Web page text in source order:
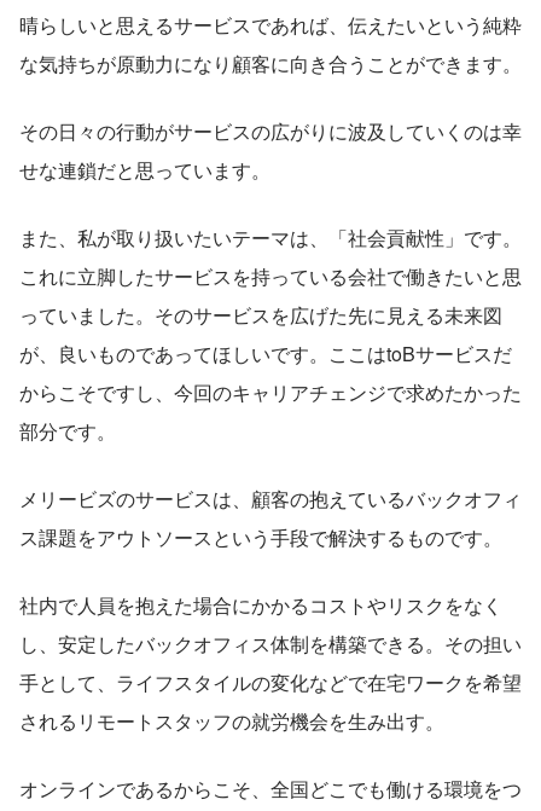
晴らしいと思えるサービスであれば、伝えたいという純粋
な気持ちが原動力になり顧客に向き合うことができます。
その日々の行動がサービスの広がりに波及していくのは幸
せな連鎖だと思っています。
また、私が取り扱いたいテーマは、「社会貢献性」です。
これに立脚したサービスを持っている会社で働きたいと思
っていました。そのサービスを広げた先に見える未来図
が、良いものであってほしいです。ここはtoBサービスだ
からこそですし、今回のキャリアチェンジで求めたかった
部分です。
メリービズのサービスは、顧客の抱えているバックオフィ
ス課題をアウトソースという手段で解決するものです。
社内で人員を抱えた場合にかかるコストやリスクをなく
し、安定したバックオフィス体制を構築できる。その担い
手として、ライフスタイルの変化などで在宅ワークを希望
されるリモートスタッフの就労機会を生み出す。
オンラインであるからこそ、全国どこでも働ける環境をつ